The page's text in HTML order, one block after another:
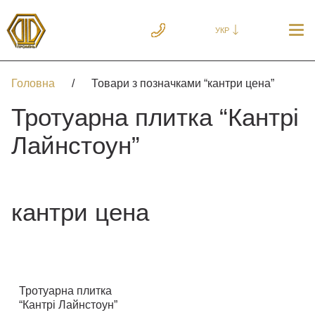
УКР
Головна / Товари з позначками “кантри цена”
Тротуарна плитка “Кантрі
Лайнстоун”
кантри цена
Тротуарна плитка
“Кантрі Лайнстоун”